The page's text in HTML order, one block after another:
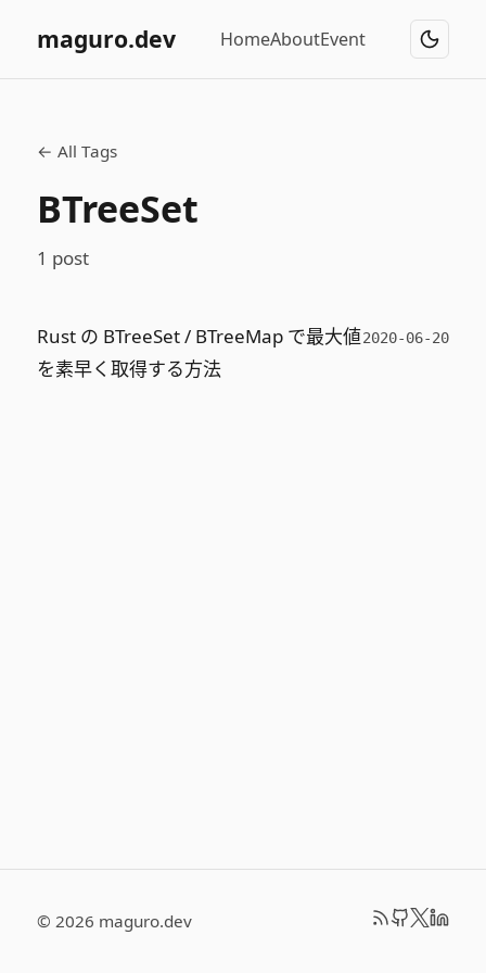
maguro.dev HomeAboutEvent
← All Tags
BTreeSet
1 post
Rust の BTreeSet / BTreeMap で最大値
を素早く取得する方法
2020-06-20
© 2026 maguro.dev